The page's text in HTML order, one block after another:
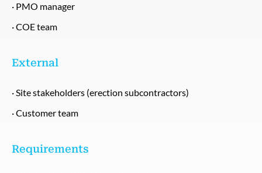
· PMO manager
· COE team
External
· Site stakeholders (erection subcontractors)
· Customer team
Requirements